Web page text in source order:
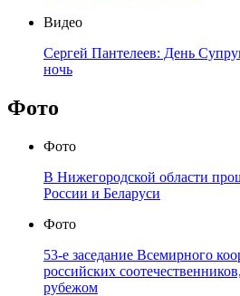
Видео
Сергей Пантелеев: День
ночь
Фото
Фото
В Нижегородской области
России и Беларуси
Фото
53-е заседание Всемирного
российских
рубежом